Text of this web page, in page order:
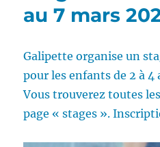
au 7 mars
Galipette organise un
pour les enfants de 2 à 4
Vous trouverez toutes
page « stages ».